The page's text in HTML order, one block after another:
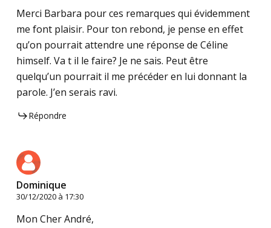
Merci Barbara pour ces remarques qui évidemment
me font plaisir. Pour ton rebond, je pense en effet
qu’on pourrait attendre une réponse de Céline
himself. Va t il le faire? Je ne sais. Peut être
quelqu’un pourrait il me précéder en lui donnant la
parole. J’en serais ravi.
Répondre
Dominique
30/12/2020 à 17:30
Mon Cher André,